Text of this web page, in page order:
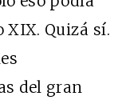
Quizá sí.
del gran